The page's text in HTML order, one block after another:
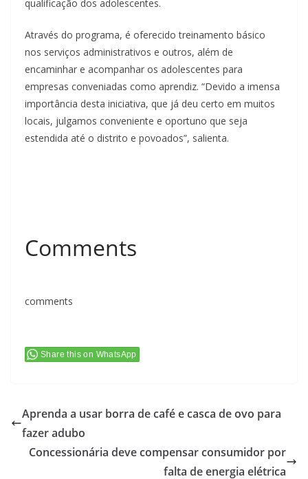
qualificação dos adolescentes.
Através do programa, é oferecido treinamento básico
nos serviços administrativos e outros, além de
encaminhar e acompanhar os adolescentes para
empresas conveniadas como aprendiz. “Devido a imensa
importância desta iniciativa, que já deu certo em muitos
locais, julgamos conveniente e oportuno que seja
estendida até o distrito e povoados”, salienta.
Comments
comments
Share this on WhatsApp
Aprenda a usar borra de café e casca de ovo para
fazer adubo
Concessionária deve compensar consumidor por
falta de energia elétrica